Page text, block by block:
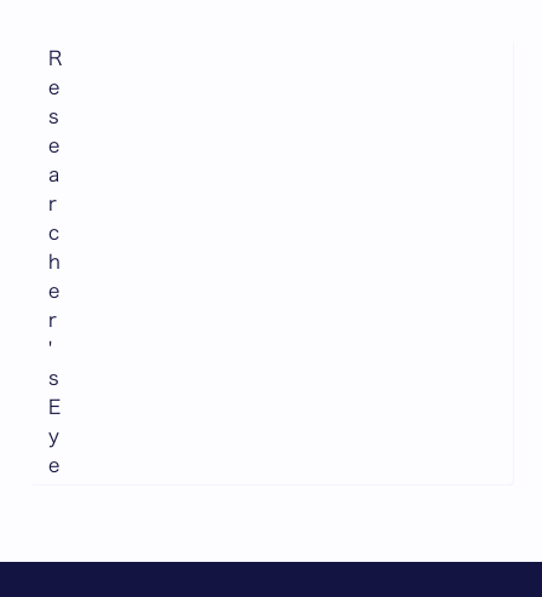
R
e
s
e
a
r
c
h
e
r
'
s
E
y
e